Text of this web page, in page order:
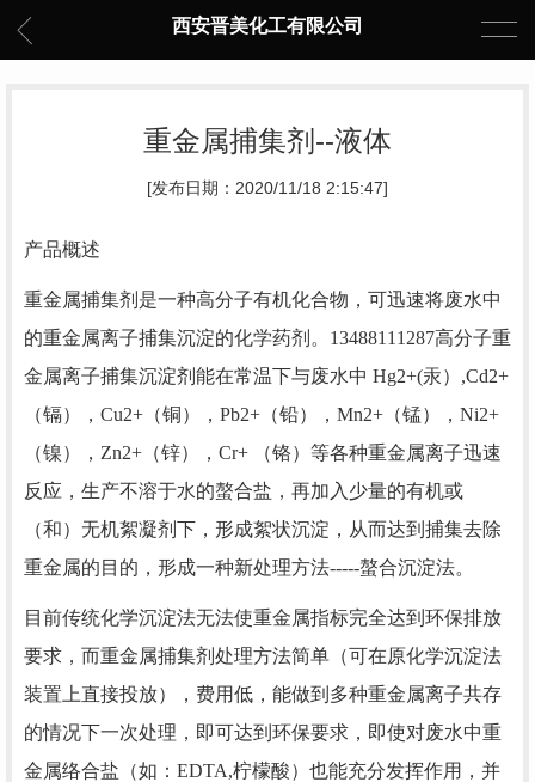
西安晋美化工有限公司
重金属捕集剂--液体
[发布日期：2020/11/18 2:15:47]
产品概述
重金属捕集剂是一种高分子有机化合物，可迅速将废水中
的重金属离子捕集沉淀的化学药剂。13488111287高分子重
金属离子捕集沉淀剂能在常温下与废水中 Hg2+(汞）,Cd2+
（镉），Cu2+（铜），Pb2+（铅），Mn2+（锰），Ni2+
（镍），Zn2+（锌），Cr+ （铬）等各种重金属离子迅速
反应，生产不溶于水的螯合盐，再加入少量的有机或
（和）无机絮凝剂下，形成絮状沉淀，从而达到捕集去除
重金属的目的，形成一种新处理方法-----螯合沉淀法。
目前传统化学沉淀法无法使重金属指标完全达到环保排放
要求，而重金属捕集剂处理方法简单（可在原化学沉淀法
装置上直接投放），费用低，能做到多种重金属离子共存
的情况下一次处理，即可达到环保要求，即使对废水中重
金属络合盐（如：EDTA,柠檬酸）也能充分发挥作用，并